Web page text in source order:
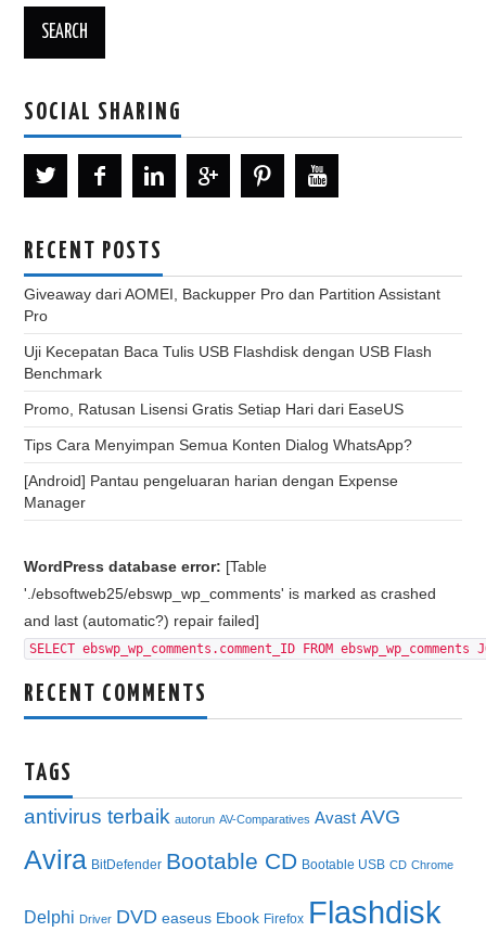
SOCIAL SHARING
RECENT POSTS
Giveaway dari AOMEI, Backupper Pro dan Partition Assistant
Pro
Uji Kecepatan Baca Tulis USB Flashdisk dengan USB Flash
Benchmark
Promo, Ratusan Lisensi Gratis Setiap Hari dari EaseUS
Tips Cara Menyimpan Semua Konten Dialog WhatsApp?
[Android] Pantau pengeluaran harian dengan Expense
Manager
WordPress database error: [Table
'./ebsoftweb25/ebswp_wp_comments' is marked as crashed
and last (automatic?) repair failed]
SELECT ebswp_wp_comments.comment_ID FROM
RECENT COMMENTS
TAGS
antivirus terbaik autorun AV-Comparatives Avast AVG
Avira BitDefender Bootable CD Bootable USB CD Chrome
Delphi Driver DVD easeus Ebook Firefox Flashdisk